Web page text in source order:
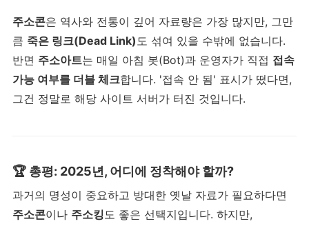
주소콘은 역사와 전통이 깊어 자료량은 가장 많지만, 그만
큼 죽은 링크(Dead Link)도 섞여 있을 수밖에 없습니다.
반면 주소아트는 매일 아침 봇(Bot)과 운영자가 직접 접속
가능 여부를 더블 체크합니다. '접속 안 됨' 표시가 떴다면,
그건 정말로 해당 사이트 서버가 터진 것입니다.
🏆 총평: 2025년, 어디에 정착해야 할까?
과거의 명성이 중요하고 방대한 옛날 자료가 필요하다면
주소콘이나 주소킹도 좋은 선택지입니다. 하지만,